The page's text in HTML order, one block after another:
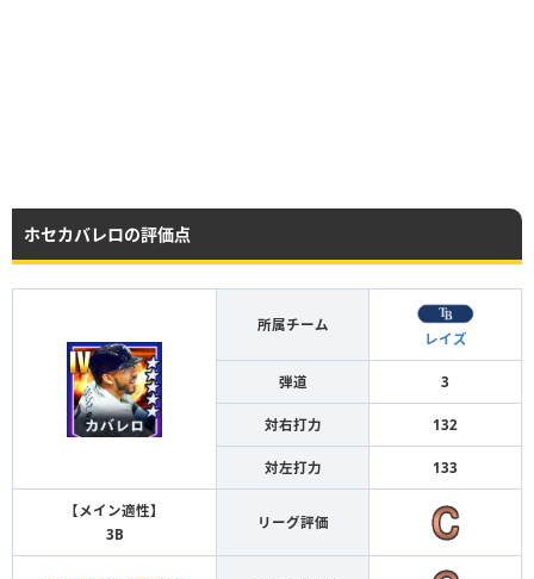
ホセカバレロの評価点
所属チーム
レイズ
弾道 3
対右打力 132
対左打力 133
【メイン適性】
3B
リーグ評価